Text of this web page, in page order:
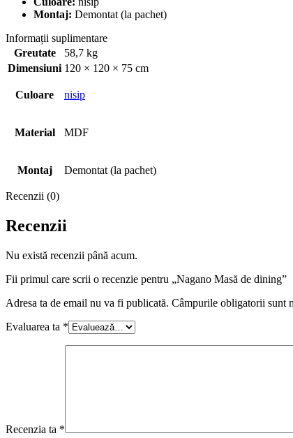
Montaj: Demontat (la pachet)
Informații suplimentare
Greutate
58,7 kg
Dimensiuni 120 × 120 × 75 cm
Culoare nisip
Material MDF
Montaj Demontat (la pachet)
Recenzii (0)
Recenzii
Nu există recenzii până acum.
Fii primul care scrii o recenzie pentru „Nagano Masă de dining”
Adresa ta de email nu va fi publicată. Câmpurile obligatorii sunt
Evaluarea ta *
Recenzia ta *